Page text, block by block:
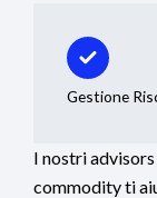
Gestione
I nostri
commodity ti